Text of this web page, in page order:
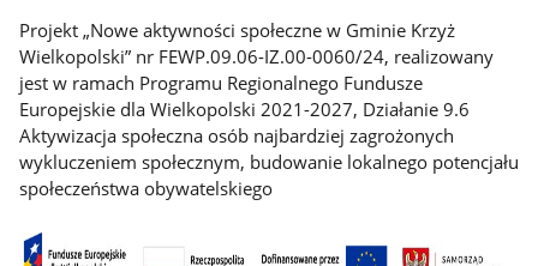
Projekt „Nowe aktywności społeczne w Gminie Krzyż
Wielkopolski” nr FEWP.09.06-IZ.00-0060/24, realizowany
jest w ramach Programu Regionalnego Fundusze
Europejskie dla Wielkopolski 2021-2027, Działanie 9.6
Aktywizacja społeczna osób najbardziej zagrożonych
wykluczeniem społecznym, budowanie lokalnego potencjału
społeczeństwa obywatelskiego